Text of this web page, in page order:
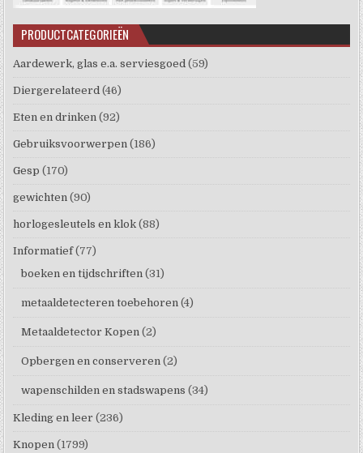
PRODUCTCATEGORIEËN
Aardewerk, glas e.a. serviesgoed (59)
Diergerelateerd (46)
Eten en drinken (92)
Gebruiksvoorwerpen (186)
Gesp (170)
gewichten (90)
horlogesleutels en klok (88)
Informatief (77)
boeken en tijdschriften (31)
metaaldetecteren toebehoren (4)
Metaaldetector Kopen (2)
Opbergen en conserveren (2)
wapenschilden en stadswapens (34)
Kleding en leer (236)
Knopen (1799)